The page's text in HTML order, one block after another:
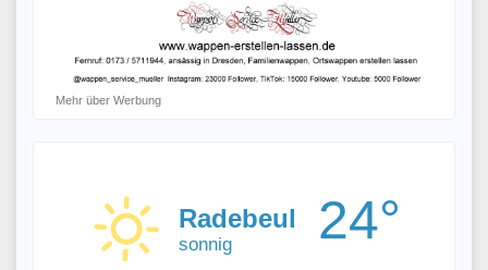
Mehr über Werbung
Radebeul
sonnig 24°